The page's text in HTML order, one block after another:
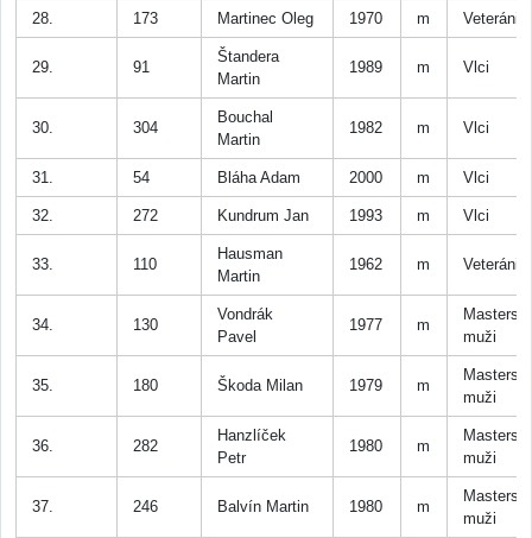
28. 173 Martinec Oleg 1970 m Veteráni
29. 91
Štandera
Martin
1989 m Vlci
30. 304
Bouchal
Martin
1982 m Vlci
31. 54 Bláha Adam 2000 m Vlci
32. 272 Kundrum Jan 1993 m Vlci
33. 110
Hausman
Martin
1962 m Veteráni
34. 130
Vondrák
Pavel
1977 m
Masters
muži
35. 180 Škoda Milan 1979 m
Masters
muži
36. 282
Hanzlíček
Petr
1980 m
Masters
muži
37. 246 Balvín Martin 1980 m
Masters
muži